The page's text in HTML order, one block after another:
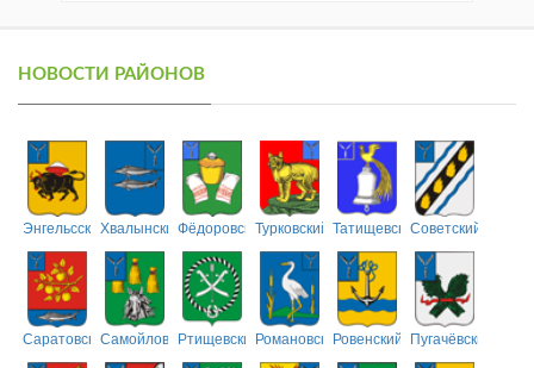
НОВОСТИ РАЙОНОВ
ЭнгельсскийХвалынскийФёдоровскийТурковский ТатищевскийСоветский
СаратовскийСамойловскийРтищевскийРомановскийРовенский Пугачёвский